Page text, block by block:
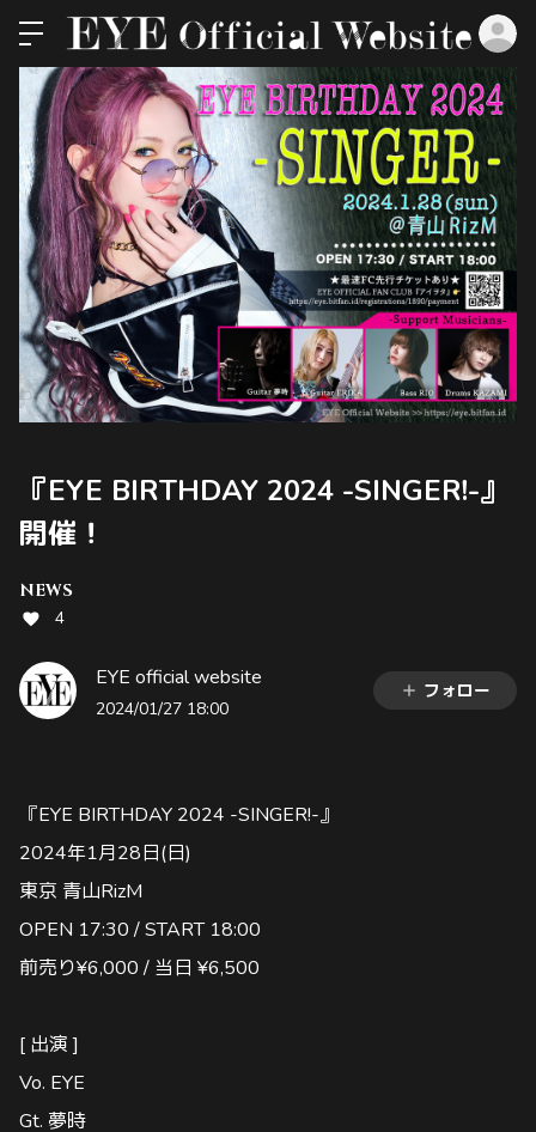
『EYE BIRTHDAY 2024 -SINGER!-』
開催！
NEWS
4
EYE official website
2024/01/27 18:00
フォロー
『EYE BIRTHDAY 2024 -SINGER!-』
2024年1月28日(日)
東京 青山RizM
OPEN 17:30 / START 18:00
前売り¥6,000 / 当日 ¥6,500
[ 出演 ]
Vo. EYE
Gt. 夢時